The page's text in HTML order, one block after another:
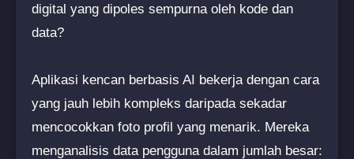
digital yang dipoles sempurna oleh kode dan
data?
Aplikasi kencan berbasis AI bekerja dengan cara
yang jauh lebih kompleks daripada sekadar
mencocokkan foto profil yang menarik. Mereka
menganalisis data pengguna dalam jumlah besar: